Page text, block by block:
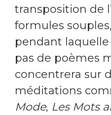
transposition de
formules
pendant laquelle
pas de poèmes
concentrera sur
méditations
Mode, Les Mots